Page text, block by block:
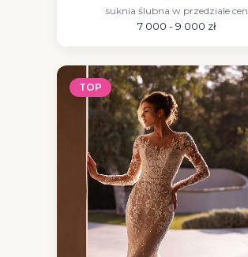
suknia ślubna w przedziale cen
7 000 - 9 000 zł
TOP